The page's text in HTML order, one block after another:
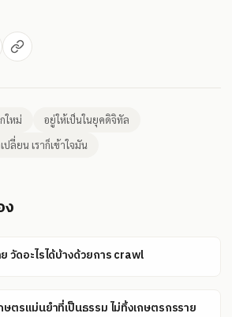
ใหม่
อยู่ให้เป็นในยุคดิจิทัล
ปลี่ยน เราก็เข้าใจมัน
วัดอะไรได้บ้างด้วยการ crawl
ษตรแม่นยำที่เป็นธรรม ไม่ทิ้งเกษตรกรราย